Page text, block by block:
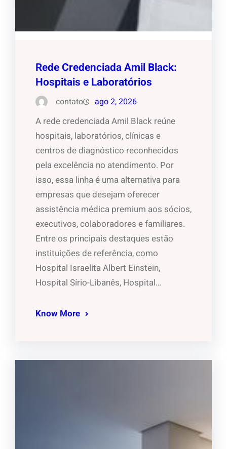
Rede Credenciada Amil Black:
Hospitais e Laboratórios
contato ago 2, 2026
A rede credenciada Amil Black reúne
hospitais, laboratórios, clínicas e
centros de diagnóstico reconhecidos
pela excelência no atendimento. Por
isso, essa linha é uma alternativa para
empresas que desejam oferecer
assistência médica premium aos sócios,
executivos, colaboradores e familiares.
Entre os principais destaques estão
instituições de referência, como
Hospital Israelita Albert Einstein,
Hospital Sírio-Libanês, Hospital…
Know More